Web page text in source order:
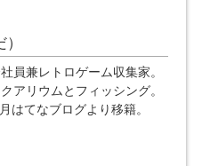
員兼レトロゲーム収集家。
アリウムとフィッシング。
はてなブログより移籍。